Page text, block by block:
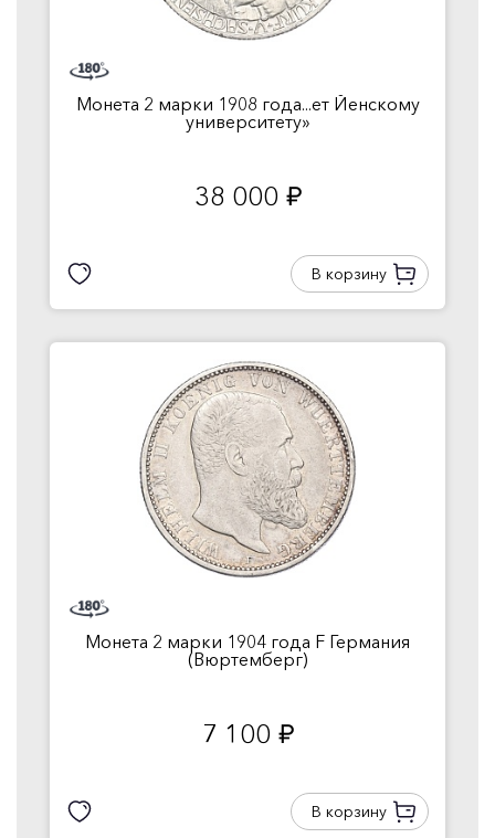
Монета 2 марки 1908 года...ет Йенскому
университету»
38 000 руб.
В корзину
Монета 2 марки 1904 года F Германия
(Вюртемберг)
7 100 руб.
В корзину